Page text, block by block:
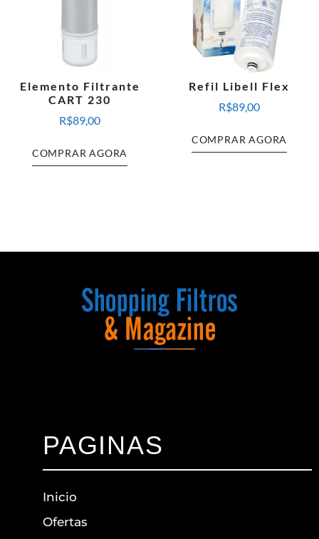
Elemento Filtrante
CART 230
R$89,00
COMPRAR AGORA
Refil Libell Flex
R$89,00
COMPRAR AGORA
PAGINAS
Inicio
Ofertas